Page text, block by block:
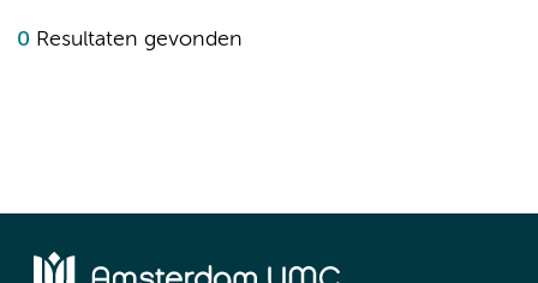
0 Resultaten gevonden